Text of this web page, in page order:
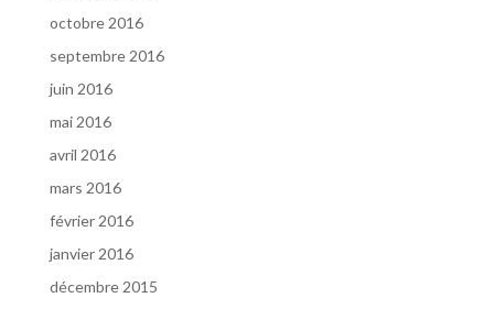
octobre 2016
septembre 2016
juin 2016
mai 2016
avril 2016
mars 2016
février 2016
janvier 2016
décembre 2015